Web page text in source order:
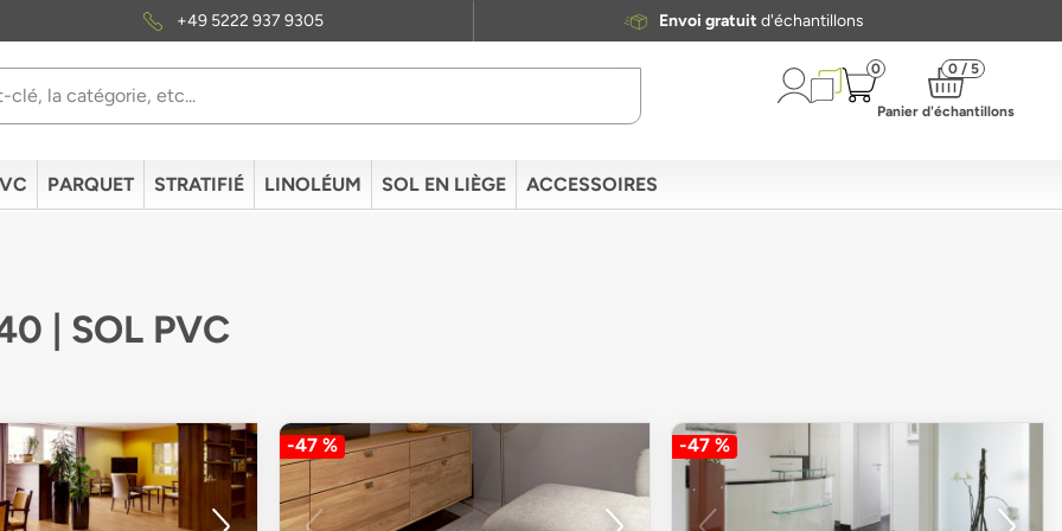
+49 5222 937 9305 Envoi gratuitd'échantillons
0 0 / 5
Panier d'échantillons
PARQUET STRATIFIÉ LINOLÉUM SOL EN LIÈGE ACCESSOIRES
| SOL PVC
-47 % -47 %